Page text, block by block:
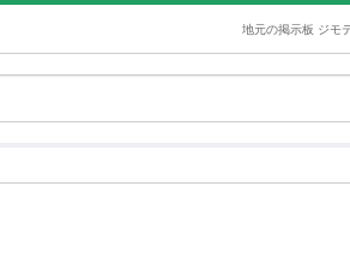
地元の掲示板 ジモ